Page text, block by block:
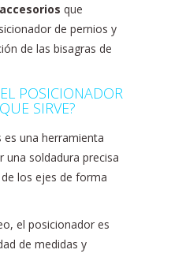
que
de pernios y
de las bisagras de
POSICIONADOR
SIRVE?
es una herramienta
una soldadura precisa
los ejes de forma
el posicionador es
de medidas y